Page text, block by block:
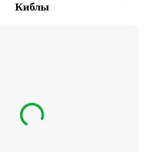
Киблы